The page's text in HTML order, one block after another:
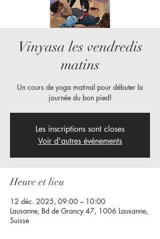
Vinyasa les vendredis
matins
Un cours de yoga matinal pour débuter la
journée du bon pied!
Les inscriptions sont closes
Voir d'autres événements
Heure et lieu
12 déc. 2025, 09:00 – 10:00
Lausanne, Bd de Grancy 47, 1006 Lausanne,
Suisse